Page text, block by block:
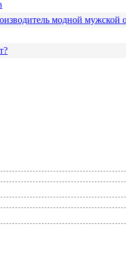
модной мужской